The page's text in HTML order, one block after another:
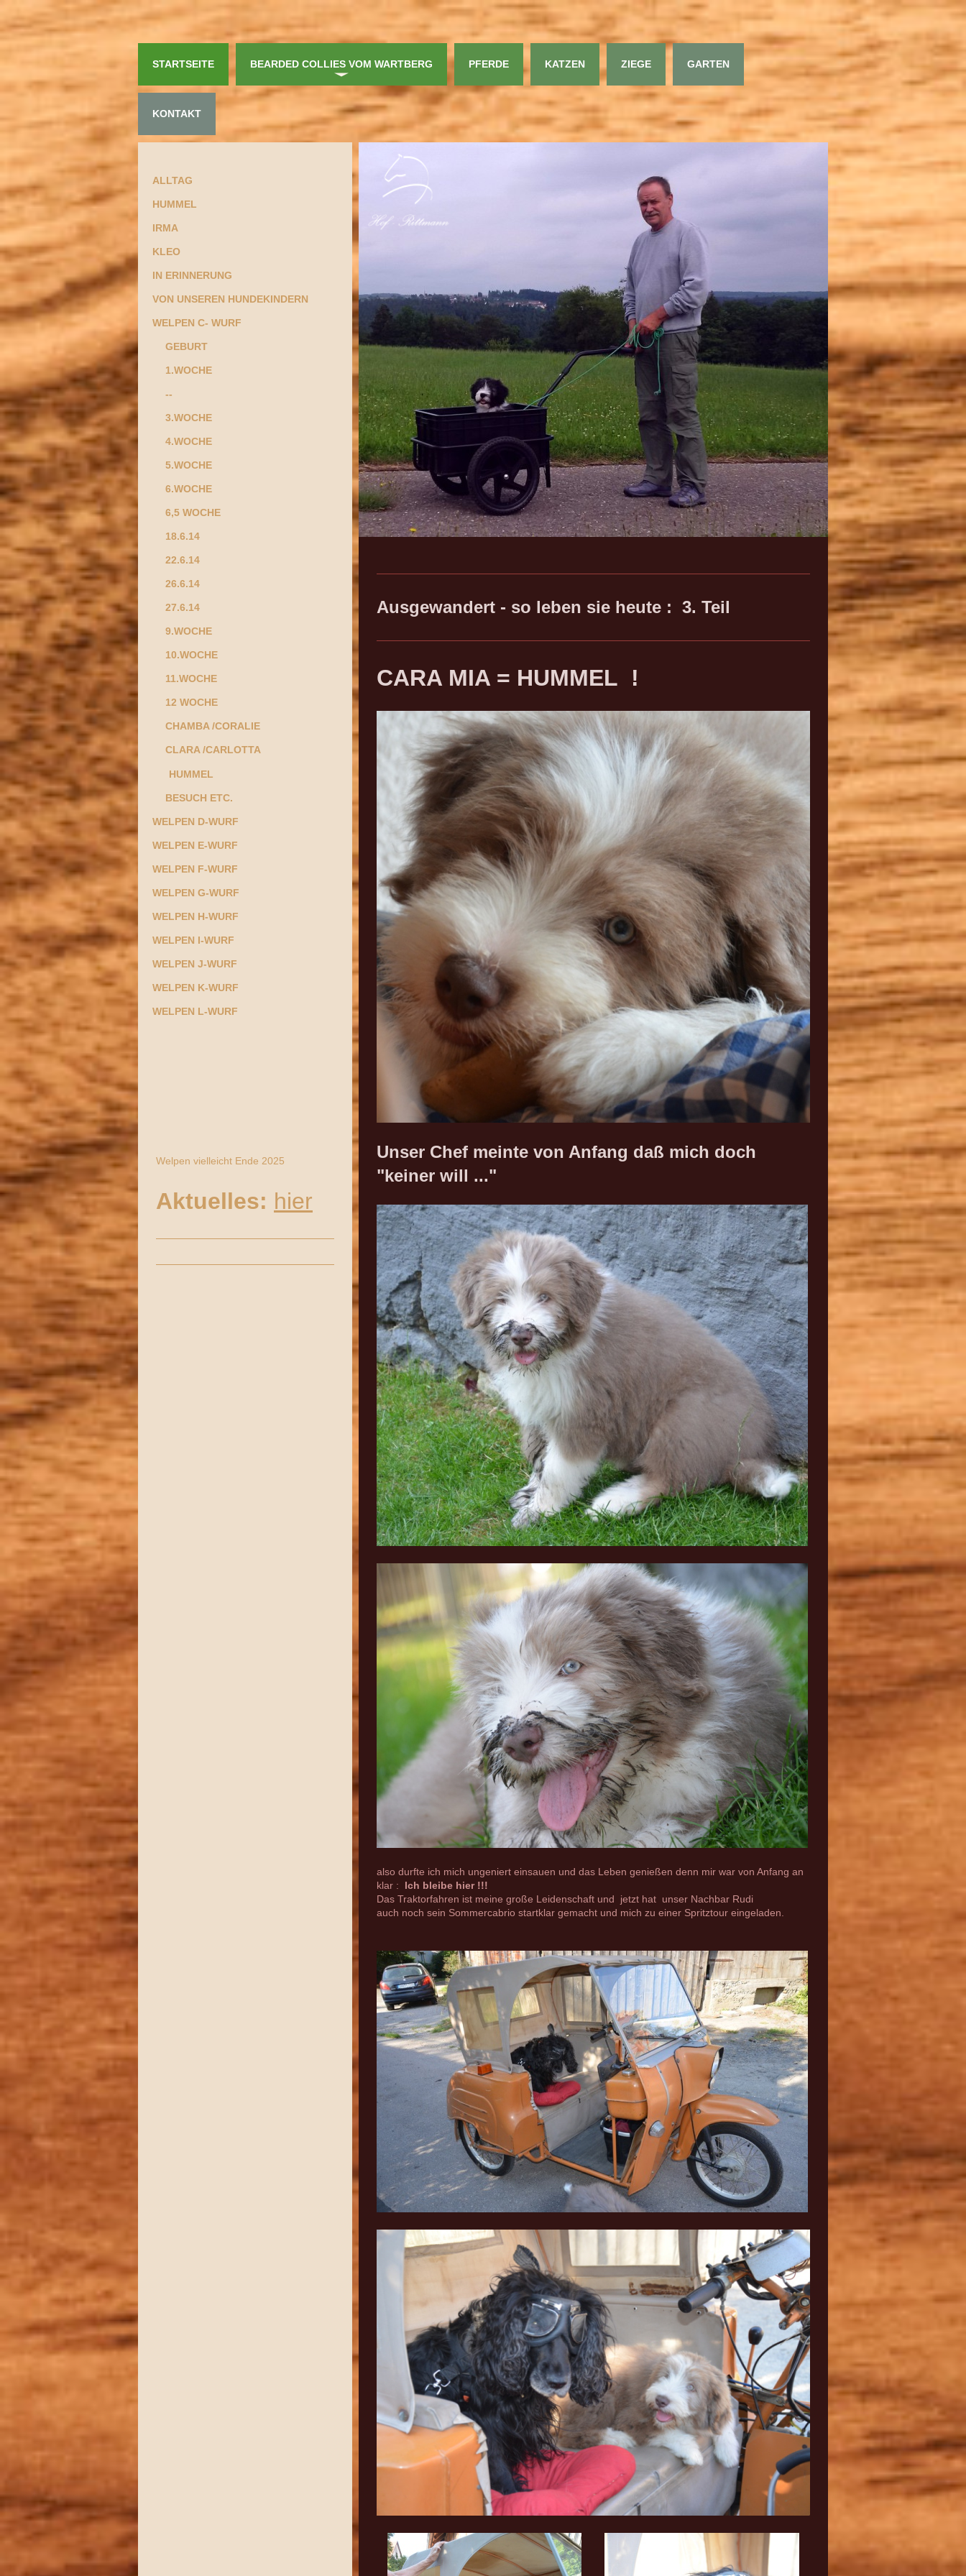
STARTSEITE BEARDED COLLIES VOM WARTBERG PFERDE KATZEN ZIEGE GARTEN
KONTAKT
Ausgewandert - so leben sie heute : 3. Teil
CARA MIA = HUMMEL !
Unser Chef meinte von Anfang daß mich doch
"keiner will ..."
also durfte ich mich ungeniert einsauen und das Leben genießen denn mir war von Anfang an
klar : Ich bleibe hier !!!
Das Traktorfahren ist meine große Leidenschaft und jetzt hat unser Nachbar Rudi
auch noch sein Sommercabrio startklar gemacht und mich zu einer Spritztour eingeladen.
ALLTAG
HUMMEL
IRMA
KLEO
IN ERINNERUNG
VON UNSEREN HUNDEKINDERN
WELPEN C- WURF
GEBURT
1.WOCHE
--
3.WOCHE
4.WOCHE
5.WOCHE
6.WOCHE
6,5 WOCHE
18.6.14
22.6.14
26.6.14
27.6.14
9.WOCHE
10.WOCHE
11.WOCHE
12 WOCHE
CHAMBA /CORALIE
CLARA /CARLOTTA
HUMMEL
BESUCH ETC.
WELPEN D-WURF
WELPEN E-WURF
WELPEN F-WURF
WELPEN G-WURF
WELPEN H-WURF
WELPEN I-WURF
WELPEN J-WURF
WELPEN K-WURF
WELPEN L-WURF
Welpen vielleicht Ende 2025
Aktuelles: hier